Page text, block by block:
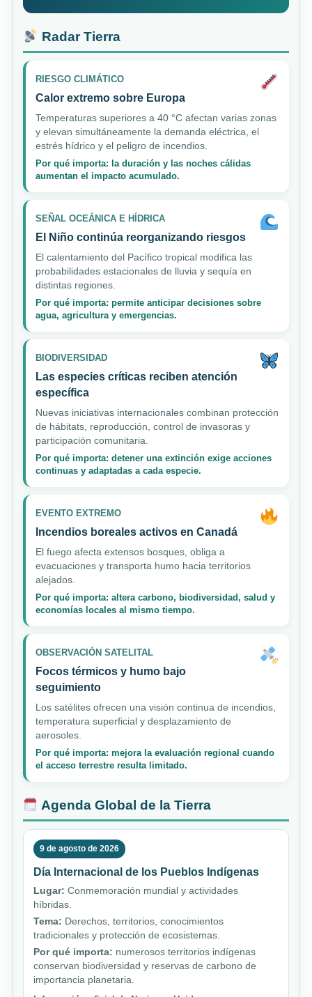
Radar Tierra
RIESGO CLIMÁTICO
Calor extremo sobre Europa
Temperaturas superiores a 40 °C afectan varias zonas
y elevan simultáneamente la demanda eléctrica, el
estrés hídrico y el peligro de incendios.
Por qué importa: la duración y las noches cálidas
aumentan el impacto acumulado.
SEÑAL OCEÁNICA E HÍDRICA
El Niño continúa reorganizando riesgos
El calentamiento del Pacífico tropical modifica las
probabilidades estacionales de lluvia y sequía en
distintas regiones.
Por qué importa: permite anticipar decisiones sobre
agua, agricultura y emergencias.
BIODIVERSIDAD
Las especies críticas reciben atención
específica
Nuevas iniciativas internacionales combinan protección
de hábitats, reproducción, control de invasoras y
participación comunitaria.
Por qué importa: detener una extinción exige acciones
continuas y adaptadas a cada especie.
EVENTO EXTREMO
Incendios boreales activos en Canadá
El fuego afecta extensos bosques, obliga a
evacuaciones y transporta humo hacia territorios
alejados.
Por qué importa: altera carbono, biodiversidad, salud y
economías locales al mismo tiempo.
OBSERVACIÓN SATELITAL
Focos térmicos y humo bajo
seguimiento
Los satélites ofrecen una visión continua de incendios,
temperatura superficial y desplazamiento de
aerosoles.
Por qué importa: mejora la evaluación regional cuando
el acceso terrestre resulta limitado.
Agenda Global de la Tierra
9 de agosto de 2026
Día Internacional de los Pueblos Indígenas
Lugar: Conmemoración mundial y actividades
híbridas.
Tema: Derechos, territorios, conocimientos
tradicionales y protección de ecosistemas.
Por qué importa: numerosos territorios indígenas
conservan biodiversidad y reservas de carbono de
importancia planetaria.